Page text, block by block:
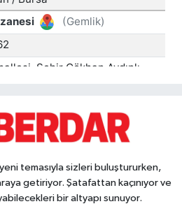
temasıyla sizleri buluştururken,
getiriyor. Şatafattan kaçınıyor ve
bir altyapı sunuyor.